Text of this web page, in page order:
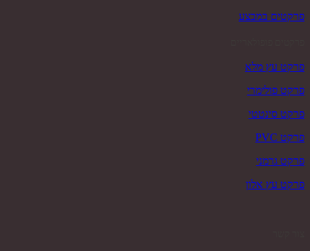
פרקטים במבצע
פרקט עץ מלא
פרקט פולימרי
פרקט סינטטי
פרקט PVC
פרקט גרמני
פרקט עץ אלון